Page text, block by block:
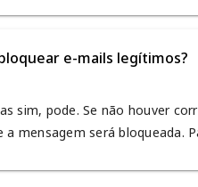
e-mails legítimos?
sim, pode. Se não houver
a mensagem será bloqueada.